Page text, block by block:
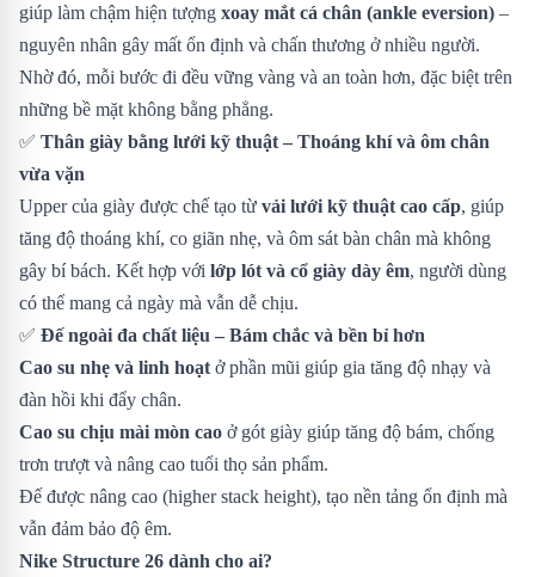
giúp làm chậm hiện tượng xoay mắt cá chân (ankle eversion) –
nguyên nhân gây mất ổn định và chấn thương ở nhiều người.
Nhờ đó, mỗi bước đi đều vững vàng và an toàn hơn, đặc biệt trên
những bề mặt không bằng phẳng.
✅ Thân giày bằng lưới kỹ thuật – Thoáng khí và ôm chân
vừa vặn
Upper của giày được chế tạo từ vải lưới kỹ thuật cao cấp, giúp
tăng độ thoáng khí, co giãn nhẹ, và ôm sát bàn chân mà không
gây bí bách. Kết hợp với lớp lót và cổ giày dày êm, người dùng
có thể mang cả ngày mà vẫn dễ chịu.
✅ Đế ngoài đa chất liệu – Bám chắc và bền bỉ hơn
Cao su nhẹ và linh hoạt ở phần mũi giúp gia tăng độ nhạy và
đàn hồi khi đẩy chân.
Cao su chịu mài mòn cao ở gót giày giúp tăng độ bám, chống
trơn trượt và nâng cao tuổi thọ sản phẩm.
Đế được nâng cao (higher stack height), tạo nền tảng ổn định mà
vẫn đảm bảo độ êm.
Nike Structure 26 dành cho ai?